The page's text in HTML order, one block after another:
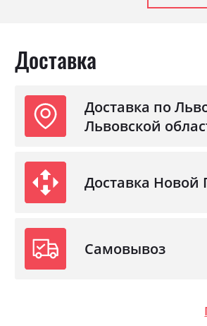
Доставка
Доставка по
Львовской
Доставка Новой
Самовывоз